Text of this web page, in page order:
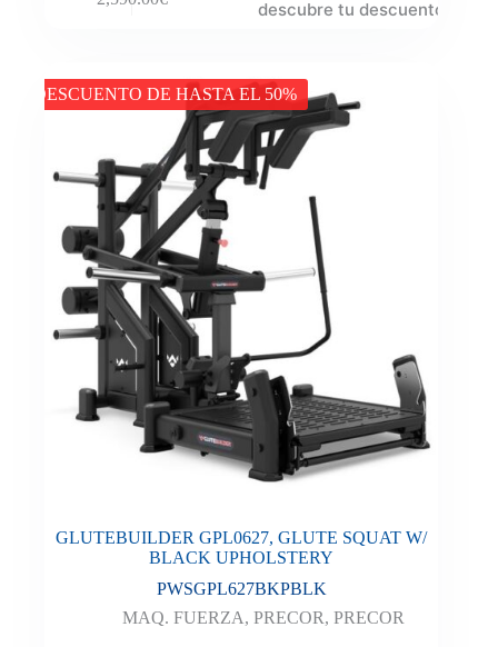
descubre tu descuento
DESCUENTO DE HASTA EL 50%
GLUTEBUILDER GPL0627, GLUTE SQUAT W/
BLACK UPHOLSTERY
PWSGPL627BKPBLK
MAQ. FUERZA,PRECOR,PRECOR